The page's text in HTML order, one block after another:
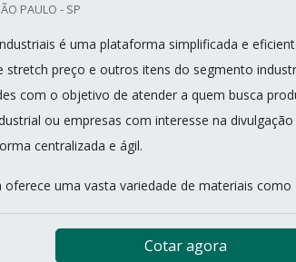
PAULO - SP
é uma plataforma simplificada e
stretch preço e outros itens do segmento
com o objetivo de atender a quem busca
ou empresas com interesse na
centralizada e ágil.
uma vasta variedade de materiais como
Cotar agora